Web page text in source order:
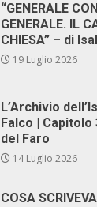
“GENERALE
GENERALE. IL
CHIESA” – di
19 Luglio 2026
L’Archivio
Falco | Capitolo
del Faro
14 Luglio 2026
COSA